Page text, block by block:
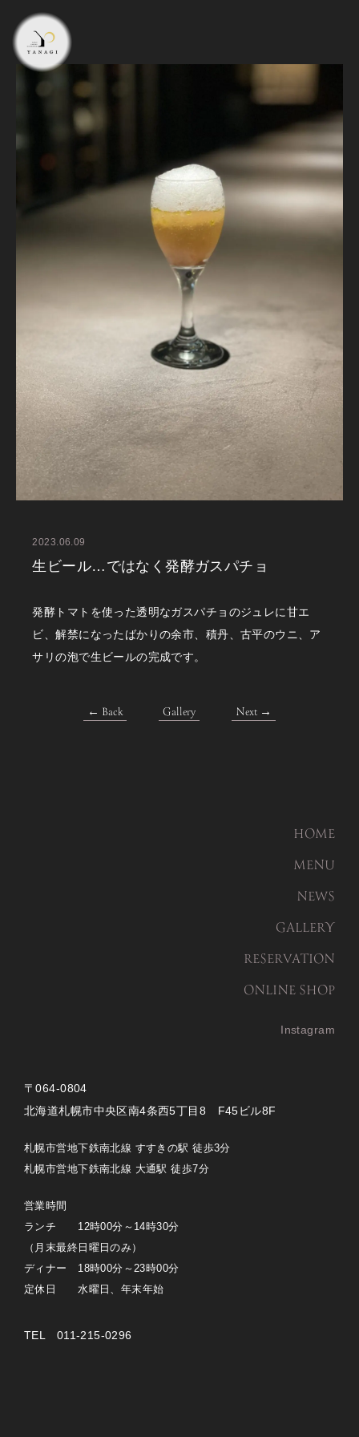
2023.06.09
生ビール…ではなく発酵ガスパチョ
発酵トマトを使った透明なガスパチョのジュレに甘エ
ビ、解禁になったばかりの余市、積丹、古平のウニ、ア
サリの泡で生ビールの完成です。
← Back Gallery Next →
〒064-0804
北海道札幌市中央区南4条西5丁目8 F45ビル8F
札幌市営地下鉄南北線 すすきの駅 徒歩3分
札幌市営地下鉄南北線 大通駅 徒歩7分
営業時間
ランチ 12時00分～14時30分
（月末最終日曜日のみ）
ディナー 18時00分～23時00分
定休日 水曜日、年末年始
TEL 011-215-0296
HOME
MENU
NEWS
GALLERY
RESERVATION
ONLINE SHOP
Instagram